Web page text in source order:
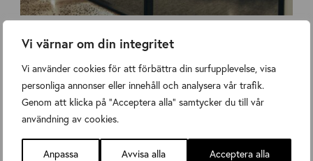
Vi värnar om din integritet
Vi använder cookies för att förbättra din surfupplevelse, visa
personliga annonser eller innehåll och analysera vår trafik.
Genom att klicka på "Acceptera alla" samtycker du till vår
användning av cookies.
Anpassa Avvisa alla Acceptera alla
Svenska Järns höstmöte 9 oktober
Nyheter, Nyheter Wednesday 20 August 2025